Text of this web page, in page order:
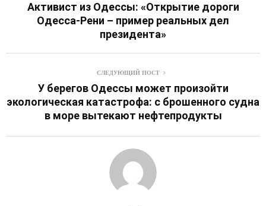
Активист из Одессы: «Открытие дороги
Одесса-Рени – пример реальных дел
президента»
СЛЕДУЮЩИЙ ПОСТ
У берегов Одессы может произойти
экологическая катастрофа: с брошенного судна
в море вытекают нефтепродукты